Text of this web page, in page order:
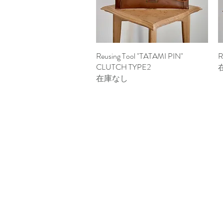
クイックビュー
Reusing Tool "TATAMI PIN"
CLUTCH TYPE2
在庫なし